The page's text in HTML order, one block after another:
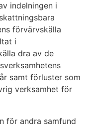
indelningen i
förvärvskälla
i
dra av de
samt förluster som
verksamhet för
för andra samfund